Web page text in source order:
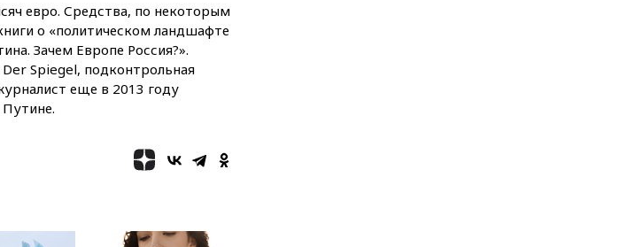
03:30
В Минстрое сравнили
качество жилья в Нью-Йорке и
России
02:30
Трамп попросил
отпустить его с круглого стола
в Госдепе, чтобы «вести
Мигрант погиб при
попытке попасть из Марокко в
блок Украину из-за уровня
евро. Средства, по некоторым
о «политическом ландшафте
Зачем Европе Россия?».
Spiegel, подконтрольная
еще в 2013 году